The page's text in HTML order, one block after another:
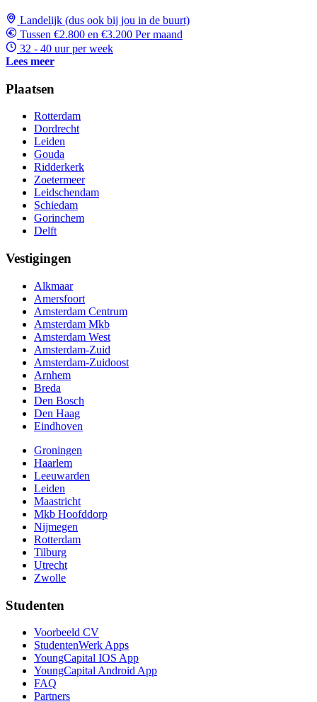
Landelijk (dus ook bij jou in de buurt)
Tussen €2.800 en €3.200 Per maand
32 - 40 uur per week
Lees meer
Plaatsen
Rotterdam
Dordrecht
Leiden
Gouda
Ridderkerk
Zoetermeer
Leidschendam
Schiedam
Gorinchem
Delft
Vestigingen
Alkmaar
Amersfoort
Amsterdam Centrum
Amsterdam Mkb
Amsterdam West
Amsterdam-Zuid
Amsterdam-Zuidoost
Arnhem
Breda
Den Bosch
Den Haag
Eindhoven
Groningen
Haarlem
Leeuwarden
Leiden
Maastricht
Mkb Hoofddorp
Nijmegen
Rotterdam
Tilburg
Utrecht
Zwolle
Studenten
Voorbeeld CV
StudentenWerk Apps
YoungCapital IOS App
YoungCapital Android App
FAQ
Partners